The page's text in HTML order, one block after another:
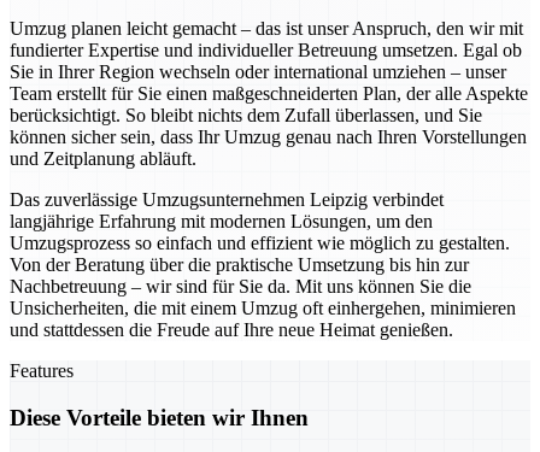
Umzug planen leicht gemacht – das ist unser Anspruch, den wir mit
fundierter Expertise und individueller Betreuung umsetzen. Egal ob
Sie in Ihrer Region wechseln oder international umziehen – unser
Team erstellt für Sie einen maßgeschneiderten Plan, der alle Aspekte
berücksichtigt. So bleibt nichts dem Zufall überlassen, und Sie
können sicher sein, dass Ihr Umzug genau nach Ihren Vorstellungen
und Zeitplanung abläuft.
Das zuverlässige Umzugsunternehmen Leipzig verbindet
langjährige Erfahrung mit modernen Lösungen, um den
Umzugsprozess so einfach und effizient wie möglich zu gestalten.
Von der Beratung über die praktische Umsetzung bis hin zur
Nachbetreuung – wir sind für Sie da. Mit uns können Sie die
Unsicherheiten, die mit einem Umzug oft einhergehen, minimieren
und stattdessen die Freude auf Ihre neue Heimat genießen.
Features
Diese Vorteile bieten wir Ihnen